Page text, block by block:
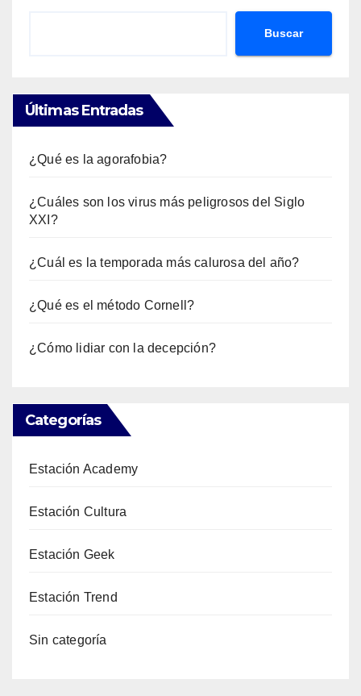
Buscar
Últimas Entradas
¿Qué es la agorafobia?
¿Cuáles son los virus más peligrosos del Siglo
XXI?
¿Cuál es la temporada más calurosa del año?
¿Qué es el método Cornell?
¿Cómo lidiar con la decepción?
Categorías
Estación Academy
Estación Cultura
Estación Geek
Estación Trend
Sin categoría